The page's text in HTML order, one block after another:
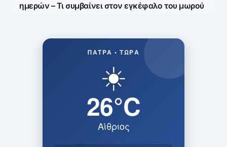
ημερών – Τι συμβαίνει στον εγκέφαλο του μωρού
ΠΆΤΡΑ • ΤΏΡΑ
☀️
26°C
Αίθριος